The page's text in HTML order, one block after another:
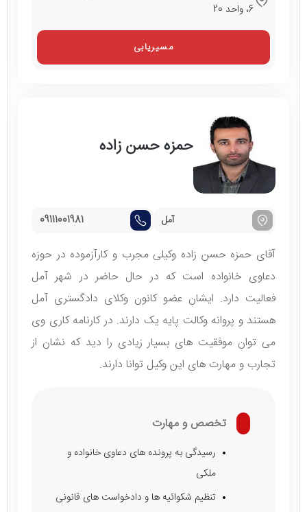
6، واحد 20
مسیریابی
حمزه حسن زاده
آمل 09111001981
آقای حمزه حسن زاده وکیلی مجرب و کارآزموده در حوزه
دعاوی خانواده است که در حال حاضر در شهر آمل
فعالیت دارد. ایشان عضو کانون وکلای دادگستری آمل
هستند و پروانه وکالت پایه یک دارند. در کارنامه کاری وی
می توان موفقیت های بسیار زیادی را دید که نشان از
تجارب و مهارت های این وکیل توانا دارند.
تخصص و مهارت
رسیدگی به پرونده های دعاوی خانواده و
ملکی
تنظیم شکوائیه ها و دادخواست های قانونی